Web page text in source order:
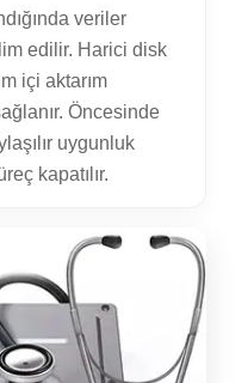
veriler
edilir. Harici disk
içi aktarım
Öncesinde
uygunluk
kapatılır.